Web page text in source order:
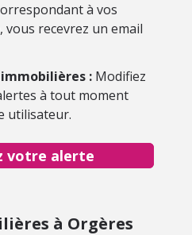
à vos
recevrez un email
: Modifiez
à tout moment
utilisateur.
votre alerte
à Orgères